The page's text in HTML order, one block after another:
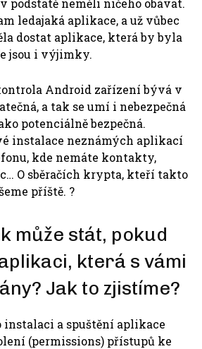
ledajaká aplikace, a už vůbec
dostat aplikace, která by byla
jsou i výjimky.
Android zařízení bývá v
a tak se umí i nebezpečná
potenciálně bezpečná.
instalace neznámých aplikací
kde nemáte kontakty,
O sběračích krypta, kteří takto
příště. ?
může stát, pokud
která s vámi
Jak to zjistíme?
instalaci a spuštění aplikace
(permissions) přístupů ke